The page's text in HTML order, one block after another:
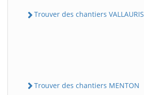
Trouver des chantiers VALLAURIS
Trouver des chantiers MENTON